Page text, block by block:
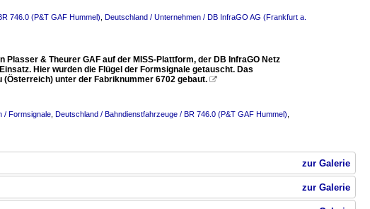
746.0 (P&T GAF Hummel) Deutschland / Unternehmen / DB InfraGO AG (Frankfurt a.
Plasser & Theurer GAF auf der MISS-Plattform, der DB InfraGO Netz
Hier wurden die Flügel der Formsignale getauscht. Das
unter der Fabriknummer 6702 gebaut. 
/ Formsignale Deutschland / Bahndienstfahrzeuge / BR 746.0 (P&T GAF Hummel)
zur Galerie
zur Galerie